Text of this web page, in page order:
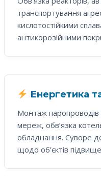
транспортування
кислотостійкими
антикорозійними
Енергетика
Монтаж паропроводів
мереж, обв’язка
обладнання. Суворе
щодо об’єктів